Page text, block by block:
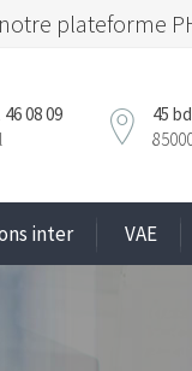
plateforme
45
46 08 09
inter VAE